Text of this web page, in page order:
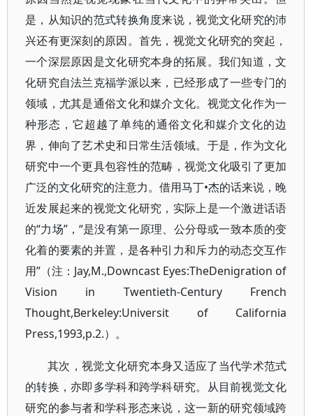
是，从知识的范式转换角度来说，视觉文化研究的沛
兴还有更深刻的原因。首先，视觉文化研究的突起，
一个深层原因是文化研究本身的拓展。我们知道，文
化研究自法兰克福学派以来，已经形成了一些专门的
领域，尤其是通俗文化和媒介文化。视觉文化作为一
种形态，它超越了单纯的通俗文化和媒介文化的边
界，伸向了艺术史和日常生活领域。于是，作为文化
研究中一个更具包容性的范畴，视觉文化吸引了更加
广泛的文化研究的注意力。借用马丁•杰的话来说，晚
近发展起来的视觉文化研究，实际上是一个激进话语
的“力场”，“是没有第一原理、公分母或一致本质的变
化着的要素的并置，是各种引力和斥力的动态交互作
用”（注：Jay,M.,Downcast Eyes:TheDenigration of
Vision in Twentieth-Century French
Thought,Berkeley:Universit of California
Press,1993,p.2.）。
其次，视觉文化研究本身又适应了当代学术范式
的转换，亦即多学科和跨学科研究。从目前视觉文化
研究的参与者和学科形态来说，这一新的研究领域跨